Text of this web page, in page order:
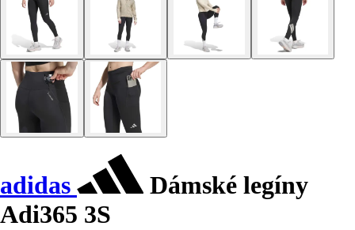
adidas
Dámské legíny
Adi365 3S